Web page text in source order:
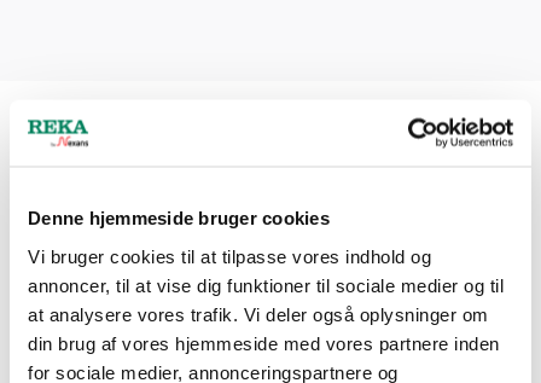
Denne hjemmeside bruger cookies
Vi bruger cookies til at tilpasse vores indhold og
annoncer, til at vise dig funktioner til sociale medier og til
at analysere vores trafik. Vi deler også oplysninger om
din brug af vores hjemmeside med vores partnere inden
for sociale medier, annonceringspartnere og